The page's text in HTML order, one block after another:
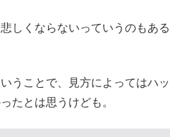
しくならないっていうのもある
うことで、見方によってはハッ
たとは思うけども。